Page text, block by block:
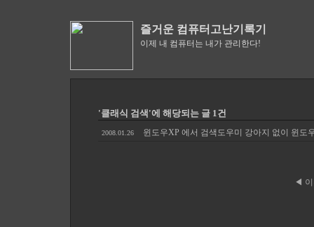
즐거운 컴퓨터고난기록기
이제 내 컴퓨터는 내가 관리한다!
'클래식 검색'에 해당되는 글 1건
2008.01.26 윈도우XP 에서 검색도우미 강아지 없이 윈도
◀